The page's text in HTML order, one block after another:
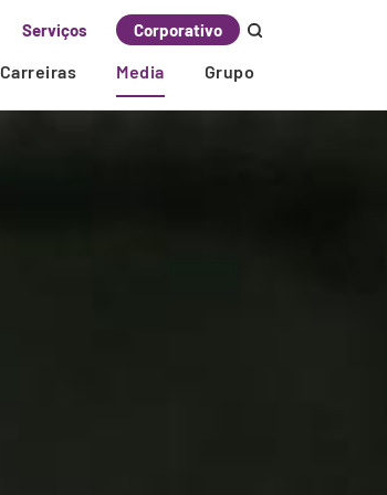
Serviços Corporativo
Carreiras Media Grupo